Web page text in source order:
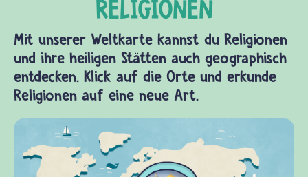
Mit unserer Weltkarte kannst du Religionen
und ihre heiligen Stätten auch geographisch
entdecken. Klick auf die Orte und erkunde
Religionen auf eine neue Art.